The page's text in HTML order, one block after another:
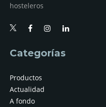
hosteleros
Categorías
Productos
Actualidad
A fondo